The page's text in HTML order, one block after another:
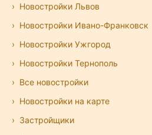
Новостройки Львов
Новостройки Ивано-Франковск
Новостройки Ужгород
Новостройки Тернополь
Все новостройки
Новостройки на карте
Застройщики